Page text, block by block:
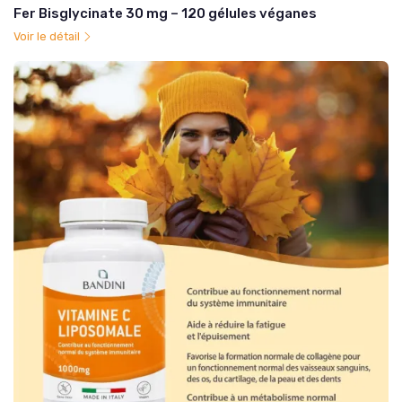
Fer Bisglycinate 30 mg – 120 gélules véganes
Voir le détail